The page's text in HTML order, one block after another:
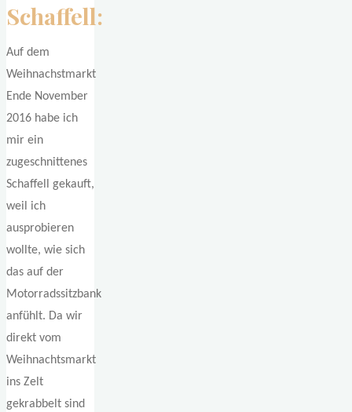
Schaffell:
Auf dem
Weihnachstmarkt
Ende November
2016 habe ich
mir ein
zugeschnittenes
Schaffell gekauft,
weil ich
ausprobieren
wollte, wie sich
das auf der
Motorradssitzbank
anfühlt. Da wir
direkt vom
Weihnachtsmarkt
ins Zelt
gekrabbelt sind